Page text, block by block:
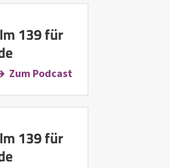
139 für
Zum Podcast
139 für